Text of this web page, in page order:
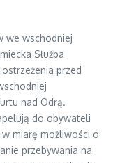
we wschodniej
Służba
przed
nad Odrą.
do obywateli
miarę możliwości o
przebywania na